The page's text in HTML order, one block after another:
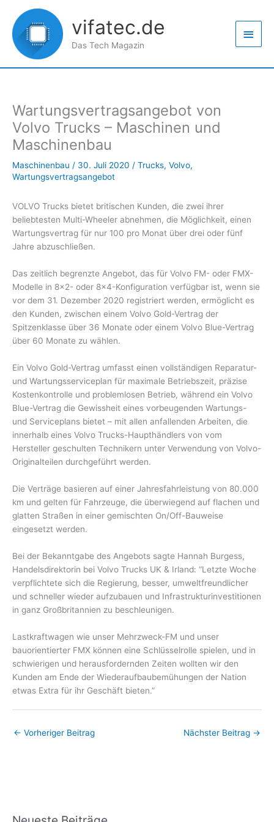
Inhalt
springen
vifatec.de
Das Tech Magazin
Wartungsvertragsangebot von
Volvo Trucks – Maschinen und
Maschinenbau
Maschinenbau / 30. Juli 2020 / Trucks, Volvo,
Wartungsvertragsangebot
VOLVO Trucks bietet britischen Kunden, die zwei ihrer
beliebtesten Multi-Wheeler abnehmen, die Möglichkeit, einen
Wartungsvertrag für nur 100 pro Monat über drei oder fünf
Jahre abzuschließen.
Das zeitlich begrenzte Angebot, das für Volvo FM- oder FMX-
Modelle in 8×2- oder 8×4-Konfiguration verfügbar ist, wenn sie
vor dem 31. Dezember 2020 registriert werden, ermöglicht es
den Kunden, zwischen einem Volvo Gold-Vertrag der
Spitzenklasse über 36 Monate oder einem Volvo Blue-Vertrag
über 60 Monate zu wählen.
Ein Volvo Gold-Vertrag umfasst einen vollständigen Reparatur-
und Wartungsserviceplan für maximale Betriebszeit, präzise
Kostenkontrolle und problemlosen Betrieb, während ein Volvo
Blue-Vertrag die Gewissheit eines vorbeugenden Wartungs-
und Serviceplans bietet – mit allen anfallenden Arbeiten, die
innerhalb eines Volvo Trucks-Haupthändlers von vom
Hersteller geschulten Technikern unter Verwendung von Volvo-
Originalteilen durchgeführt werden.
Die Verträge basieren auf einer Jahresfahrleistung von 80.000
km und gelten für Fahrzeuge, die überwiegend auf flachen und
glatten Straßen in einer gemischten On/Off-Bauweise
eingesetzt werden.
Bei der Bekanntgabe des Angebots sagte Hannah Burgess,
Handelsdirektorin bei Volvo Trucks UK & Irland: “Letzte Woche
verpflichtete sich die Regierung, besser, umweltfreundlicher
und schneller wieder aufzubauen und Infrastrukturinvestitionen
in ganz Großbritannien zu beschleunigen.
Lastkraftwagen wie unser Mehrzweck-FM und unser
bauorientierter FMX können eine Schlüsselrolle spielen, und in
schwierigen und herausfordernden Zeiten wollten wir den
Kunden am Ende der Wiederaufbaubemühungen der Nation
etwas Extra für ihr Geschäft bieten.”
← Vorheriger Beitrag Nächster Beitrag →